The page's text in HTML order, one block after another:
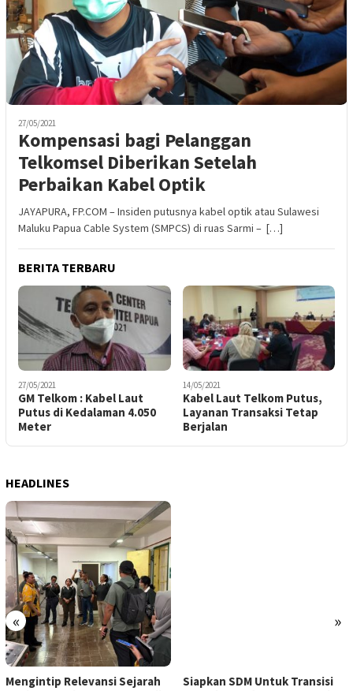
27/05/2021
Kompensasi bagi Pelanggan
Telkomsel Diberikan Setelah
Perbaikan Kabel Optik
JAYAPURA, FP.COM – Insiden putusnya kabel optik atau Sulawesi
Maluku Papua Cable System (SMPCS) di ruas Sarmi – […]
BERITA TERBARU
27/05/2021
GM Telkom : Kabel Laut
Putus di Kedalaman 4.050
Meter
14/05/2021
Kabel Laut Telkom Putus,
Layanan Transaksi Tetap
Berjalan
HEADLINES
« »
Mengintip Relevansi Sejarah
Siapkan SDM Untuk Transisi